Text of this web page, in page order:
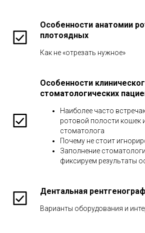
Особенности анатомии
плотоядных
Как не «отрезать нужное»
Особенности
стоматологических
Наиболее часто
ротовой полости кошек
стоматолога
Почему не стоит
Заполнение
фиксируем результаты
Дентальная
Варианты оборудования и